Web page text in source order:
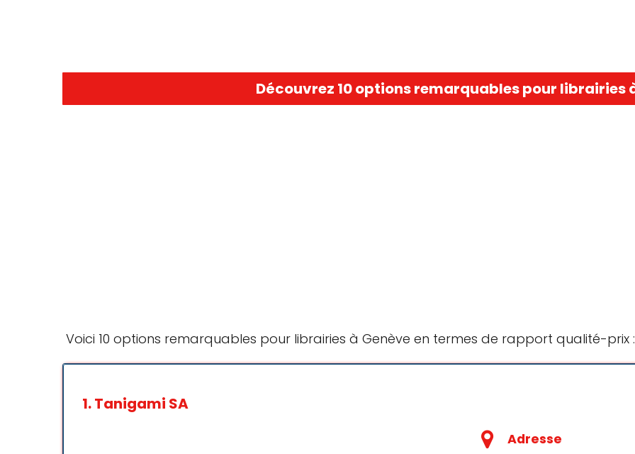
Découvrez 10 options remarquables pour librairies
Voici 10 options remarquables pour librairies à Genève en termes de rapport qualité-prix :
1.Tanigami SA
Adresse